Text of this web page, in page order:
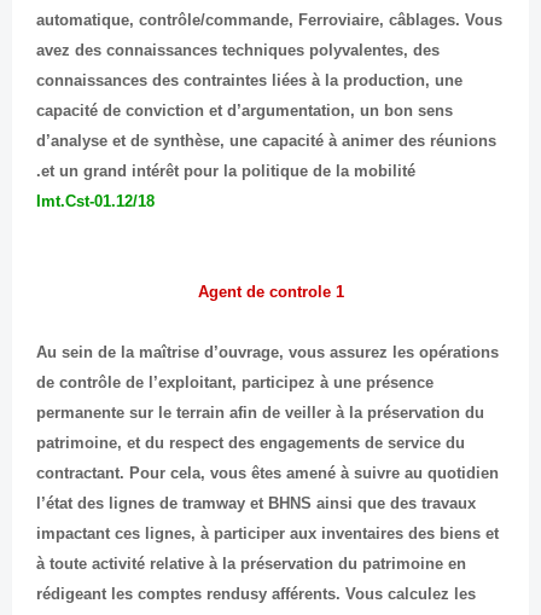
automatique, contrôle/commande, Ferroviaire, câblages. Vous
avez des connaissances techniques polyvalentes, des
connaissances des contraintes liées à la production, une
capacité de conviction et d’argumentation, un bon sens
d’analyse et de synthèse, une capacité à animer des réunions
et un grand intérêt pour la politique de la mobilité.
Imt.Cst-01.12/18
1 Agent de controle
Au sein de la maîtrise d’ouvrage, vous assurez les opérations
de contrôle de l’exploitant, participez à une présence
permanente sur le terrain afin de veiller à la préservation du
patrimoine, et du respect des engagements de service du
contractant. Pour cela, vous êtes amené à suivre au quotidien
l’état des lignes de tramway et BHNS ainsi que des travaux
impactant ces lignes, à participer aux inventaires des biens et
à toute activité relative à la préservation du patrimoine en
rédigeant les comptes rendusy afférents. Vous calculez les